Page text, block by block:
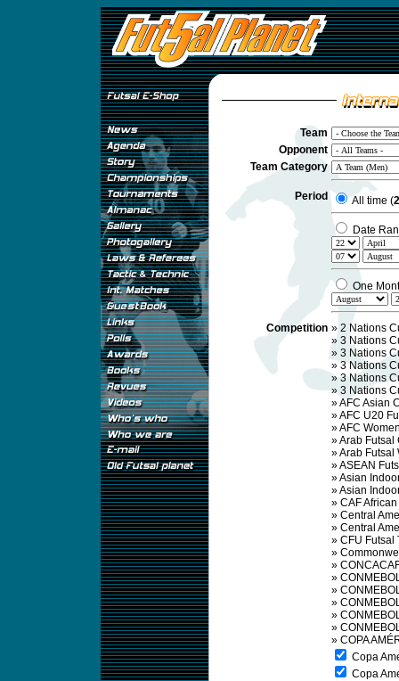
Team
Opponent
Team Category
Period All time (
Date
One
Competition » 2 Nations
» 3 Nations
» 3 Nations
» 3 Nations
»3 Nations
» 3 Nations
»AFC Asian
»AFC U20
»AFC
»Arab Futsal
»Arab Futsal
»ASEAN
»Asian
»Asian
» CAF
» Central
» Central
» CFU Futsal
»
»
»
»
»
»
»
» COPA
Copa
Copa